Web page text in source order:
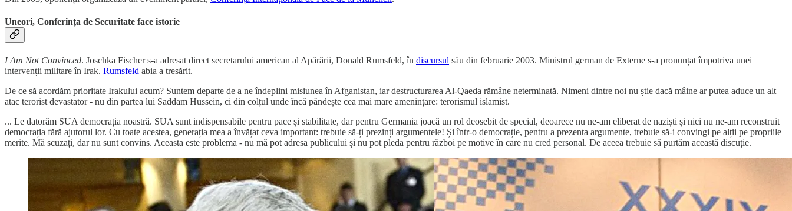
Uneori, Conferința de Securitate face istorie
I Am Not Convinced. Joschka Fischer s-a adresat direct secretarului american al Apărării, Donald Rumsfeld, în discursul său din februarie 2003. Ministrul german de Externe s-a pronunțat împotriva unei
intervenții militare în Irak. Rumsfeld abia a tresărit.
De ce să acordăm prioritate Irakului acum? Suntem departe de a ne îndeplini misiunea în Afganistan, iar destructurarea Al-Qaeda rămâne neterminată. Nimeni dintre noi nu știe dacă mâine ar putea aduce un alt
atac terorist devastator - nu din partea lui Saddam Hussein, ci din colțul unde încă pândește cea mai mare amenințare: terorismul islamist.
... Le datorăm SUA democrația noastră. SUA sunt indispensabile pentru pace și stabilitate, dar pentru Germania joacă un rol deosebit de special, deoarece nu ne-am eliberat de naziști și nici nu ne-am reconstruit
democrația fără ajutorul lor. Cu toate acestea, generația mea a învățat ceva important: trebuie să-ți prezinți argumentele! Și într-o democrație, pentru a prezenta argumente, trebuie să-i convingi pe alții pe propriile
merite. Mă scuzați, dar nu sunt convins. Aceasta este problema - nu mă pot adresa publicului și nu pot pleda pentru război pe motive în care nu cred personal. De aceea trebuie să purtăm această discuție.